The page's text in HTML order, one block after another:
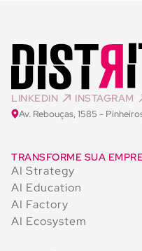
LINKEDIN INSTAGRAM
Av. Rebouças, 1585 -
TRANSFORME SUA
AI Strategy
AI Education
AI Factory
AI Ecosystem